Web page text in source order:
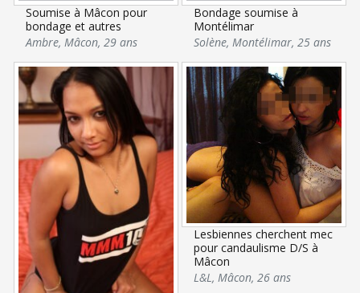
Soumise à Mâcon pour
bondage et autres
Ambre,Mâcon,29 ans
Bondage soumise à
Montélimar
Solène,Montélimar,25 ans
Lesbiennes cherchent mec
pour candaulisme D/S à
Mâcon
L&L,Mâcon,26 ans